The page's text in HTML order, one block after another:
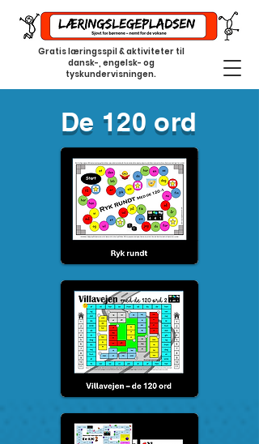
Gratis læringsspil & aktiviteter til
dansk-, engelsk- og
tyskundervisningen.
De 120 ord